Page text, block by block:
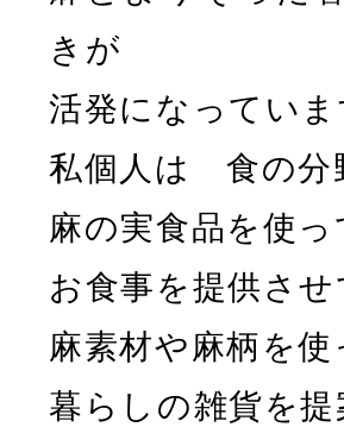
きが
活発になっていま
私個人は 食の分
麻の実食品を使っ
お食事を提供さ
麻素材や麻柄を使
暮らしの雑貨を